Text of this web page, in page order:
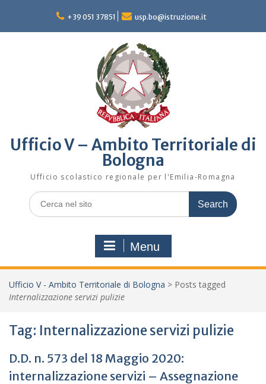
content
+39 051 37851 usp.bo@istruzione.it
Ufficio V – Ambito Territoriale di
Bologna
Ufficio scolastico regionale per l'Emilia-Romagna
Search
for:
Menu
Ufficio V - Ambito Territoriale di Bologna > Posts tagged
Internalizzazione servizi pulizie
Tag: Internalizzazione servizi pulizie
D.D. n. 573 del 18 Maggio 2020:
internalizzazione servizi – Assegnazione